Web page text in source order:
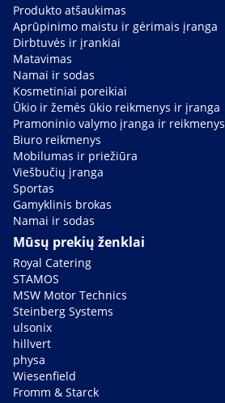
Produkto atšaukimas
Aprūpinimo maistu ir gėrimais įranga
Dirbtuvės ir įrankiai
Matavimas
Namai ir sodas
Kosmetiniai poreikiai
Ūkio ir žemės ūkio reikmenys ir įranga
Pramoninio valymo įranga ir reikmenys
Biuro reikmenys
Mobilumas ir priežiūra
Viešbučių įranga
Sportas
Gamyklinis brokas
Namai ir sodas
Mūsų prekių ženklai
Royal Catering
STAMOS
MSW Motor Technics
Steinberg Systems
ulsonix
hillvert
physa
Wiesenfield
Fromm & Starck